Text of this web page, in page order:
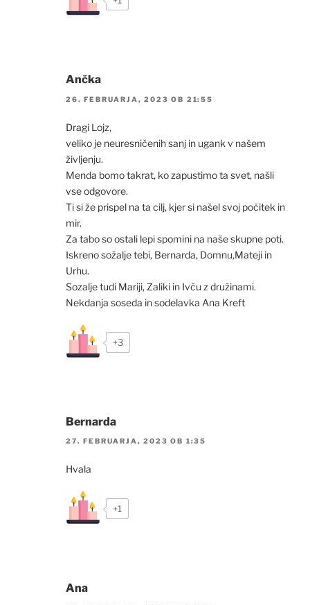
Ančka
26. FEBRUARJA, 2023 OB 21:55
Dragi Lojz,
veliko je neuresničenih sanj in ugank v našem
življenju.
Menda bomo takrat, ko zapustimo ta svet, našli
vse odgovore.
Ti si že prispel na ta cilj, kjer si našel svoj počitek in
mir.
Za tabo so ostali lepi spomini na naše skupne poti.
Iskreno sožalje tebi, Bernarda, Domnu,Mateji in
Urhu.
Sozalje tudi Mariji, Zaliki in Ivču z družinami.
Nekdanja soseda in sodelavka Ana Kreft
+3
Bernarda
27. FEBRUARJA, 2023 OB 1:35
Hvala
+1
Ana